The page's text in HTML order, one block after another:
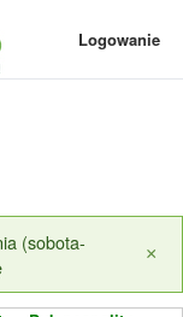
Logowanie
(sobota-
×